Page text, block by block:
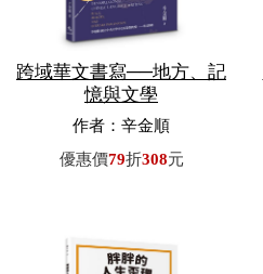
跨域華文書寫──地方、記
憶與文學
作者：辛金順
優惠價79折308元